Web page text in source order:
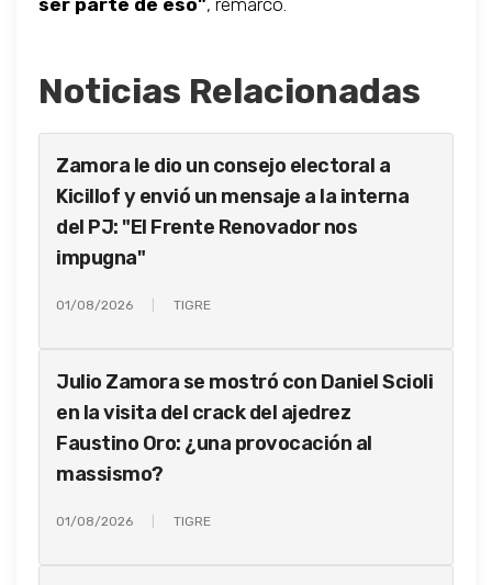
ser parte de eso", remarcó.
Noticias Relacionadas
Zamora le dio un consejo electoral a
Kicillof y envió un mensaje a la interna
del PJ: "El Frente Renovador nos
impugna"
01/08/2026 TIGRE
Julio Zamora se mostró con Daniel Scioli
en la visita del crack del ajedrez
Faustino Oro: ¿una provocación al
massismo?
01/08/2026 TIGRE